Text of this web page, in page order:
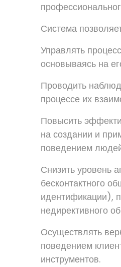
Система
Управлять
основываясь на
Проводить
процессе их
Повысить
на создании и
поведением
Снизить уровень
бесконтактного
идентификации),
недирективного
Осуществлять
поведением
инструментов.